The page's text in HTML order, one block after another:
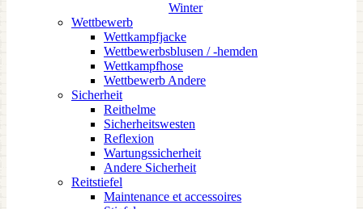
Winter
Wettbewerb
Wettkampfjacke
Wettbewerbsblusen / -hemden
Wettkampfhose
Wettbewerb Andere
Sicherheit
Reithelme
Sicherheitswesten
Reflexion
Wartungssicherheit
Andere Sicherheit
Reitstiefel
Maintenance et accessoires